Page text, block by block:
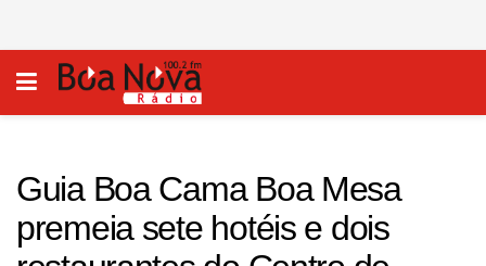
Guia Boa Cama Boa Mesa
premeia sete hotéis e dois